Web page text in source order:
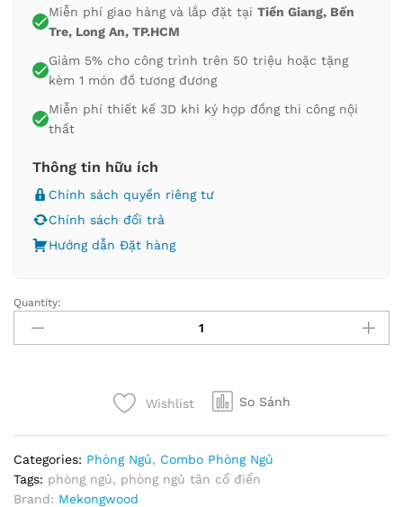
Miễn phí giao hàng và lắp đặt tại Tiền Giang, Bến
Tre, Long An, TP.HCM
Giảm 5% cho công trình trên 50 triệu hoặc tặng
kèm 1 món đồ tương đương
Miễn phí thiết kế 3D khi ký hợp đồng thi công nội
thất
Thông tin hữu ích
Chính sách quyền riêng tư
Chính sách đổi trả
Hướng dẫn Đặt hàng
Quantity:
Wishlist So Sánh
Categories: Phòng Ngủ, Combo Phòng Ngủ
Tags: phòng ngủ, phòng ngủ tân cổ điển
Brand: Mekongwood